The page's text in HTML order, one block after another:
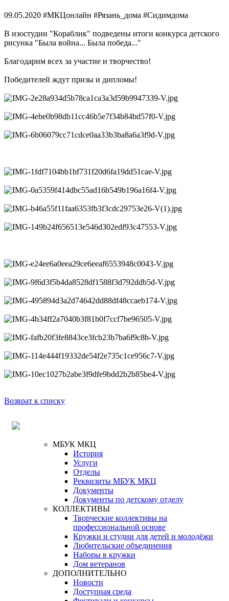
09.05.2020 #МКЦонлайн #Рязань_дома #Сидимдома
В изостудии "Кораблик" подведены итоги конкурса детского
рисунка "Была война... Была победа..."
Благодарим всех за участие и творчество!
Победителей ждут призы и дипломы!
Возврат к списку
МБУК МКЦ
История
Услуги
Отделы
Реквизиты МБУК МКЦ
Документы
Документы по детскому отделу
КОЛЛЕКТИВЫ
Творческие коллективы на
профессиональной основе
Кружки и студии для детей и молодёжи
Любительские объединения
Наборы в кружки
Дом ветеранов
ДОПОЛНИТЕЛЬНО
Новости
Доступная среда